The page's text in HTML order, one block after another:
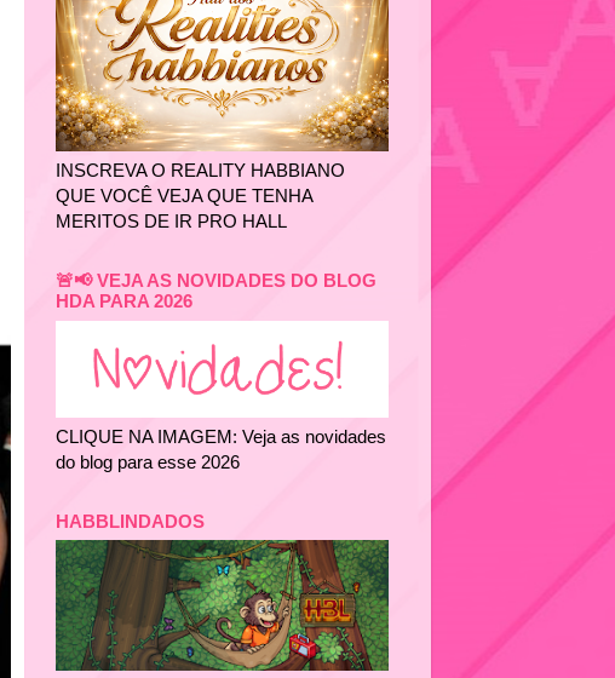
INSCREVA O REALITY HABBIANO
QUE VOCÊ VEJA QUE TENHA
MERITOS DE IR PRO HALL
🚨📢 VEJA AS NOVIDADES DO BLOG
HDA PARA 2026
CLIQUE NA IMAGEM: Veja as novidades
do blog para esse 2026
HABBLINDADOS